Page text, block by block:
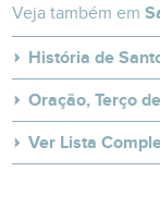
Veja também em
História de
Oração, Terço
Ver Lista